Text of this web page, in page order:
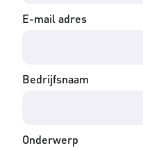
E-mail adres
Bedrijfsnaam
Onderwerp